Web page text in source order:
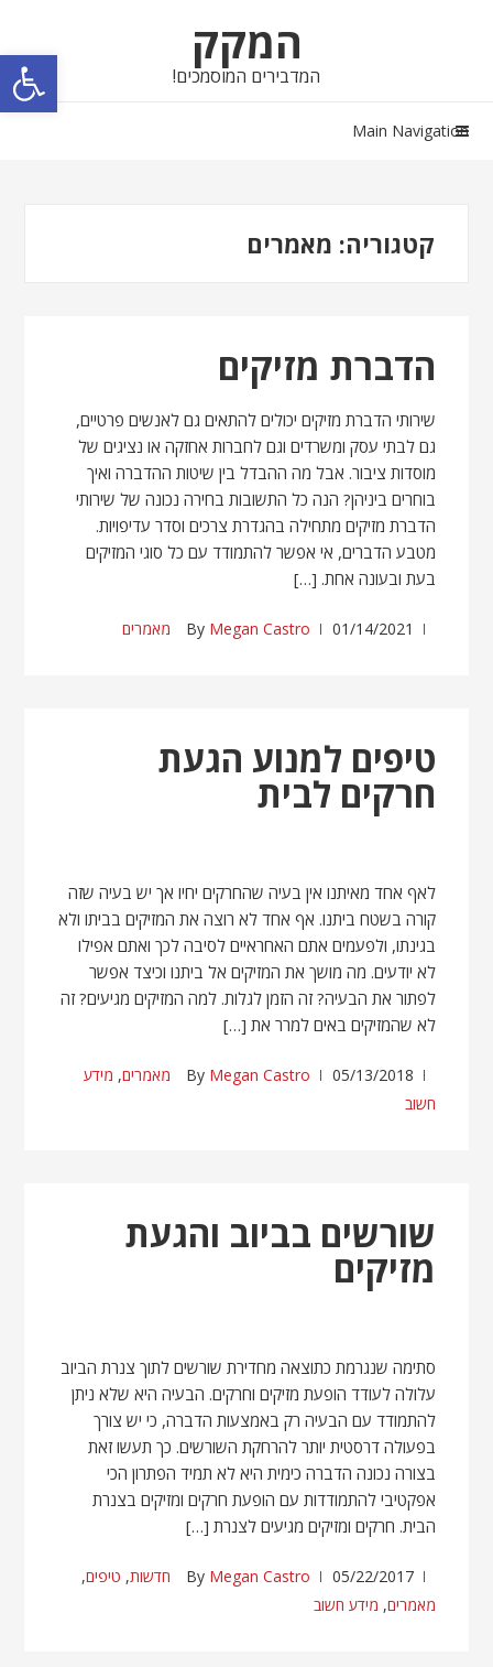
פתח סרגל נגישות המקק
המדבירים המוסמכים!
Main Navigation
קטגוריה: מאמרים
הדברת מזיקים
שירותי הדברת מזיקים יכולים להתאים גם לאנשים פרטיים,
גם לבתי עסק ומשרדים וגם לחברות אחזקה או נציגים של
מוסדות ציבור. אבל מה ההבדל בין שיטות ההדברה ואיך
בוחרים ביניהן? הנה כל התשובות בחירה נכונה של שירותי
הדברת מזיקים מתחילה בהגדרת צרכים וסדר עדיפויות.
מטבע הדברים, אי אפשר להתמודד עם כל סוגי המזיקים
בעת ובעונה אחת. […]
01/14/2021
By Megan Castro מאמרים
טיפים למנוע הגעת
חרקים לבית
לאף אחד מאיתנו אין בעיה שהחרקים יחיו אך יש בעיה שזה
קורה בשטח ביתנו. אף אחד לא רוצה את המזיקים בביתו ולא
בגינתו, ולפעמים אתם האחראיים לסיבה לכך ואתם אפילו
לא יודעים. מה מושך את המזיקים אל ביתנו וכיצד אפשר
לפתור את הבעיה? זה הזמן לגלות. למה המזיקים מגיעים? זה
לא שהמזיקים באים למרר את […]
05/13/2018
By Megan Castro מאמרים, מידע
חשוב
שורשים בביוב והגעת
מזיקים
סתימה שנגרמת כתוצאה מחדירת שורשים לתוך צנרת הביוב
עלולה לעודד הופעת מזיקים וחרקים. הבעיה היא שלא ניתן
להתמודד עם הבעיה רק באמצעות הדברה, כי יש צורך
בפעולה דרסטית יותר להרחקת השורשים. כך תעשו זאת
בצורה נכונה הדברה כימית היא לא תמיד הפתרון הכי
אפקטיבי להתמודדות עם הופעת חרקים ומזיקים בצנרת
הבית. חרקים ומזיקים מגיעים לצנרת […]
05/22/2017
By Megan Castro חדשות, טיפים,
מאמרים, מידע חשוב